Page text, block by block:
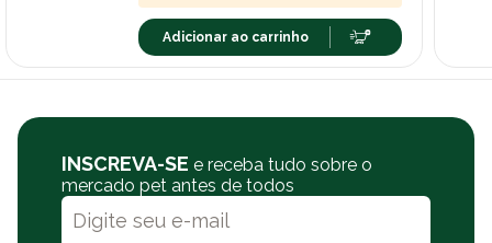
Adicionar ao carrinho
INSCREVA-SE e receba tudo sobre o
mercado pet antes de todos